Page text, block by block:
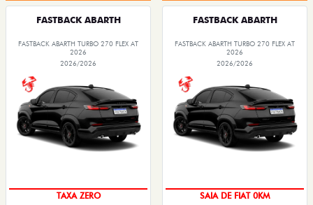
FASTBACK ABARTH
FASTBACK ABARTH TURBO 270 FLEX AT
2026
2026/2026
TAXA ZERO
FASTBACK ABARTH
FASTBACK ABARTH TURBO 270 FLEX AT
2026
2026/2026
SAIA DE FIAT 0KM